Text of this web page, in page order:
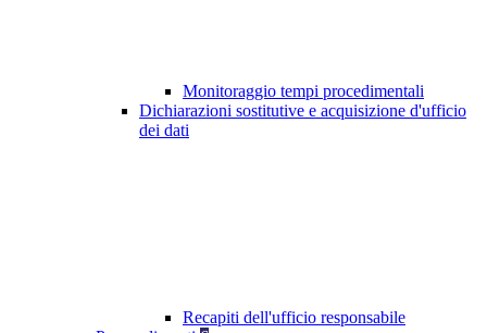
Monitoraggio tempi procedimentali
Dichiarazioni sostitutive e acquisizione d'ufficio
dei dati
Recapiti dell'ufficio responsabile